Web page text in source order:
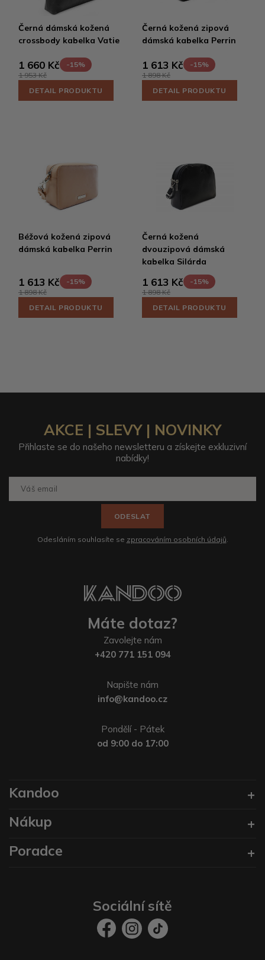
Černá dámská kožená
crossbody kabelka Vatie
1 660 Kč
-15%
1 953 Kč
DETAIL PRODUKTU
Černá kožená zipová
dámská kabelka Perrin
1 613 Kč
-15%
1 898 Kč
DETAIL PRODUKTU
Béžová kožená zipová
dámská kabelka Perrin
1 613 Kč
-15%
1 898 Kč
DETAIL PRODUKTU
Černá kožená
dvouzipová dámská
kabelka Silárda
1 613 Kč
-15%
1 898 Kč
DETAIL PRODUKTU
AKCE | SLEVY | NOVINKY
Přihlaste se do našeho newsletteru a získejte exkluzivní
nabídky!
ODESLAT
Odesláním souhlasíte se zpracováním osobních údajů
Máte dotaz?
Zavolejte nám
+420 771 151 094
Napište nám
info@kandoo.cz
Pondělí - Pátek
od 9:00 do 17:00
Kandoo
Nákup
Poradce
Sociální sítě